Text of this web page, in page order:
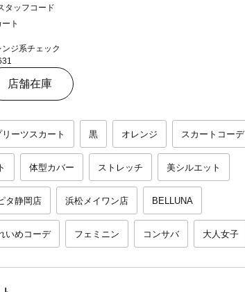
ト
ンジ系チェック
店舗在庫
リーツスカート 黒 オレンジ スカートコーデ
体型カバー ストレッチ 美シルエット
タ静岡店 浜松メイワン店 BELLUNA
いめコーデ フェミニン コンサバ 大人女子